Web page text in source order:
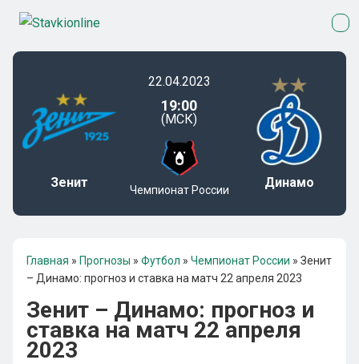
Зенит
22.04.2023
19:00
(МСК)
Чемпионат России Динамо
Главная » Прогнозы » Футбол » Чемпионат России » Зенит
– Динамо: прогноз и ставка на матч 22 апреля 2023
Зенит – Динамо: прогноз и
ставка на матч 22 апреля
2023